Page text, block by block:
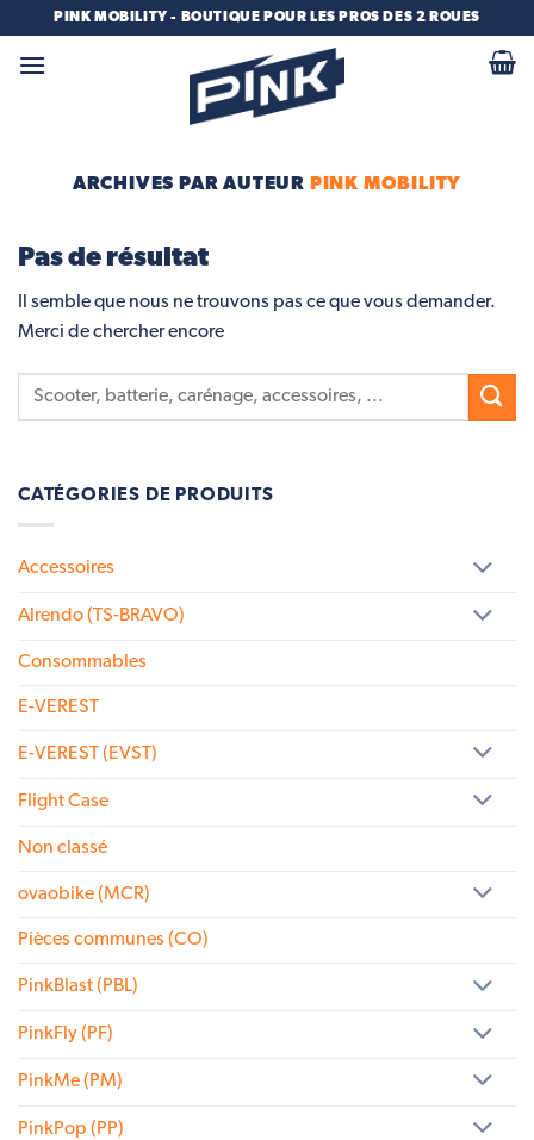
contenu
PINK MOBILITY - BOUTIQUE POUR LES PROS DES 2 ROUES
ARCHIVES PAR AUTEUR PINK MOBILITY
Pas de résultat
Il semble que nous ne trouvons pas ce que vous demander.
Merci de chercher encore
CATÉGORIES DE PRODUITS
Accessoires
Alrendo (TS-BRAVO)
Consommables
E-VEREST
E-VEREST (EVST)
Flight Case
Non classé
ovaobike (MCR)
Pièces communes (CO)
PinkBlast (PBL)
PinkFly (PF)
PinkMe (PM)
PinkPop (PP)